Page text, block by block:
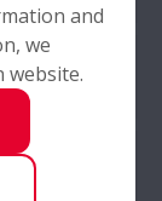
and
we
website.